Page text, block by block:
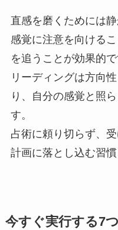
直感を磨くためには
感覚に注意を向ける
を追うことが効果的で
リーディングは方向
り、自分の感覚と照
す。
占術に頼り切らず、
計画に落とし込む習慣
今すぐ実行する7